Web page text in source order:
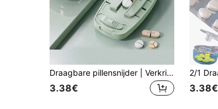
Draagbare pillensnijder | Verkrijgbaar in 3 kleuren, kan pillen van verschillende groottes snijden, nauwkeurige halve pillenverdeler, met handig pillenopbergdoosje, geschikt voor dagelijkse medicatie en op reis, gemaakt van kunststof, geschikt als verjaardagscadeau, cadeau voor de start van het schooljaar, Moederdagcadeau of paascadeau.
3.38€ 3.38€